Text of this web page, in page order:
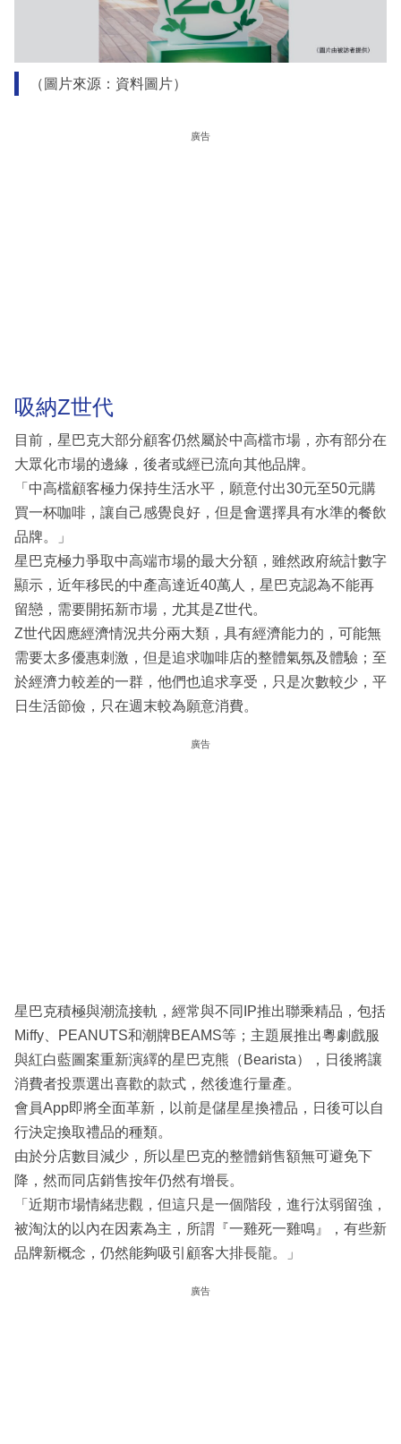
（圖片來源：資料圖片）
廣告
吸納Z世代
目前，星巴克大部分顧客仍然屬於中高檔市場，亦有部分在
大眾化市場的邊緣，後者或經已流向其他品牌。
「中高檔顧客極力保持生活水平，願意付出30元至50元購
買一杯咖啡，讓自己感覺良好，但是會選擇具有水準的餐飲
品牌。」
星巴克極力爭取中高端市場的最大分額，雖然政府統計數字
顯示，近年移民的中產高達近40萬人，星巴克認為不能再
留戀，需要開拓新市場，尤其是Z世代。
Z世代因應經濟情況共分兩大類，具有經濟能力的，可能無
需要太多優惠刺激，但是追求咖啡店的整體氣氛及體驗；至
於經濟力較差的一群，他們也追求享受，只是次數較少，平
日生活節儉，只在週末較為願意消費。
廣告
星巴克積極與潮流接軌，經常與不同IP推出聯乘精品，包括
Miffy、PEANUTS和潮牌BEAMS等；主題展推出粵劇戲服
與紅白藍圖案重新演繹的星巴克熊（Bearista），日後將讓
消費者投票選出喜歡的款式，然後進行量產。
會員App即將全面革新，以前是儲星星換禮品，日後可以自
行決定換取禮品的種類。
由於分店數目減少，所以星巴克的整體銷售額無可避免下
降，然而同店銷售按年仍然有增長。
「近期市場情緒悲觀，但這只是一個階段，進行汰弱留強，
被淘汰的以內在因素為主，所謂『一雞死一雞鳴』，有些新
品牌新概念，仍然能夠吸引顧客大排長龍。」
廣告